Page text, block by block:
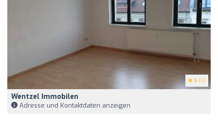
5 (5)
Wentzel Immobilen
Adresse und Kontaktdaten anzeigen